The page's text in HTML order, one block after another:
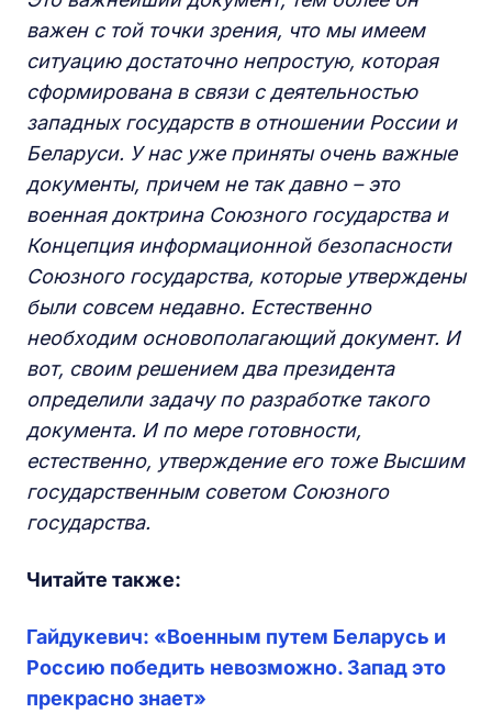
важен с той точки зрения, что мы имеем
ситуацию достаточно непростую, которая
сформирована в связи с деятельностью
западных государств в отношении России и
Беларуси. У нас уже приняты очень важные
документы, причем не так давно – это
военная доктрина Союзного государства и
Концепция информационной безопасности
Союзного государства, которые утверждены
были совсем недавно. Естественно
необходим основополагающий документ. И
вот, своим решением два президента
определили задачу по разработке такого
документа. И по мере готовности,
естественно, утверждение его тоже Высшим
государственным советом Союзного
государства.
Читайте также:
Гайдукевич: «Военным путем Беларусь и
Россию победить невозможно. Запад это
прекрасно знает»